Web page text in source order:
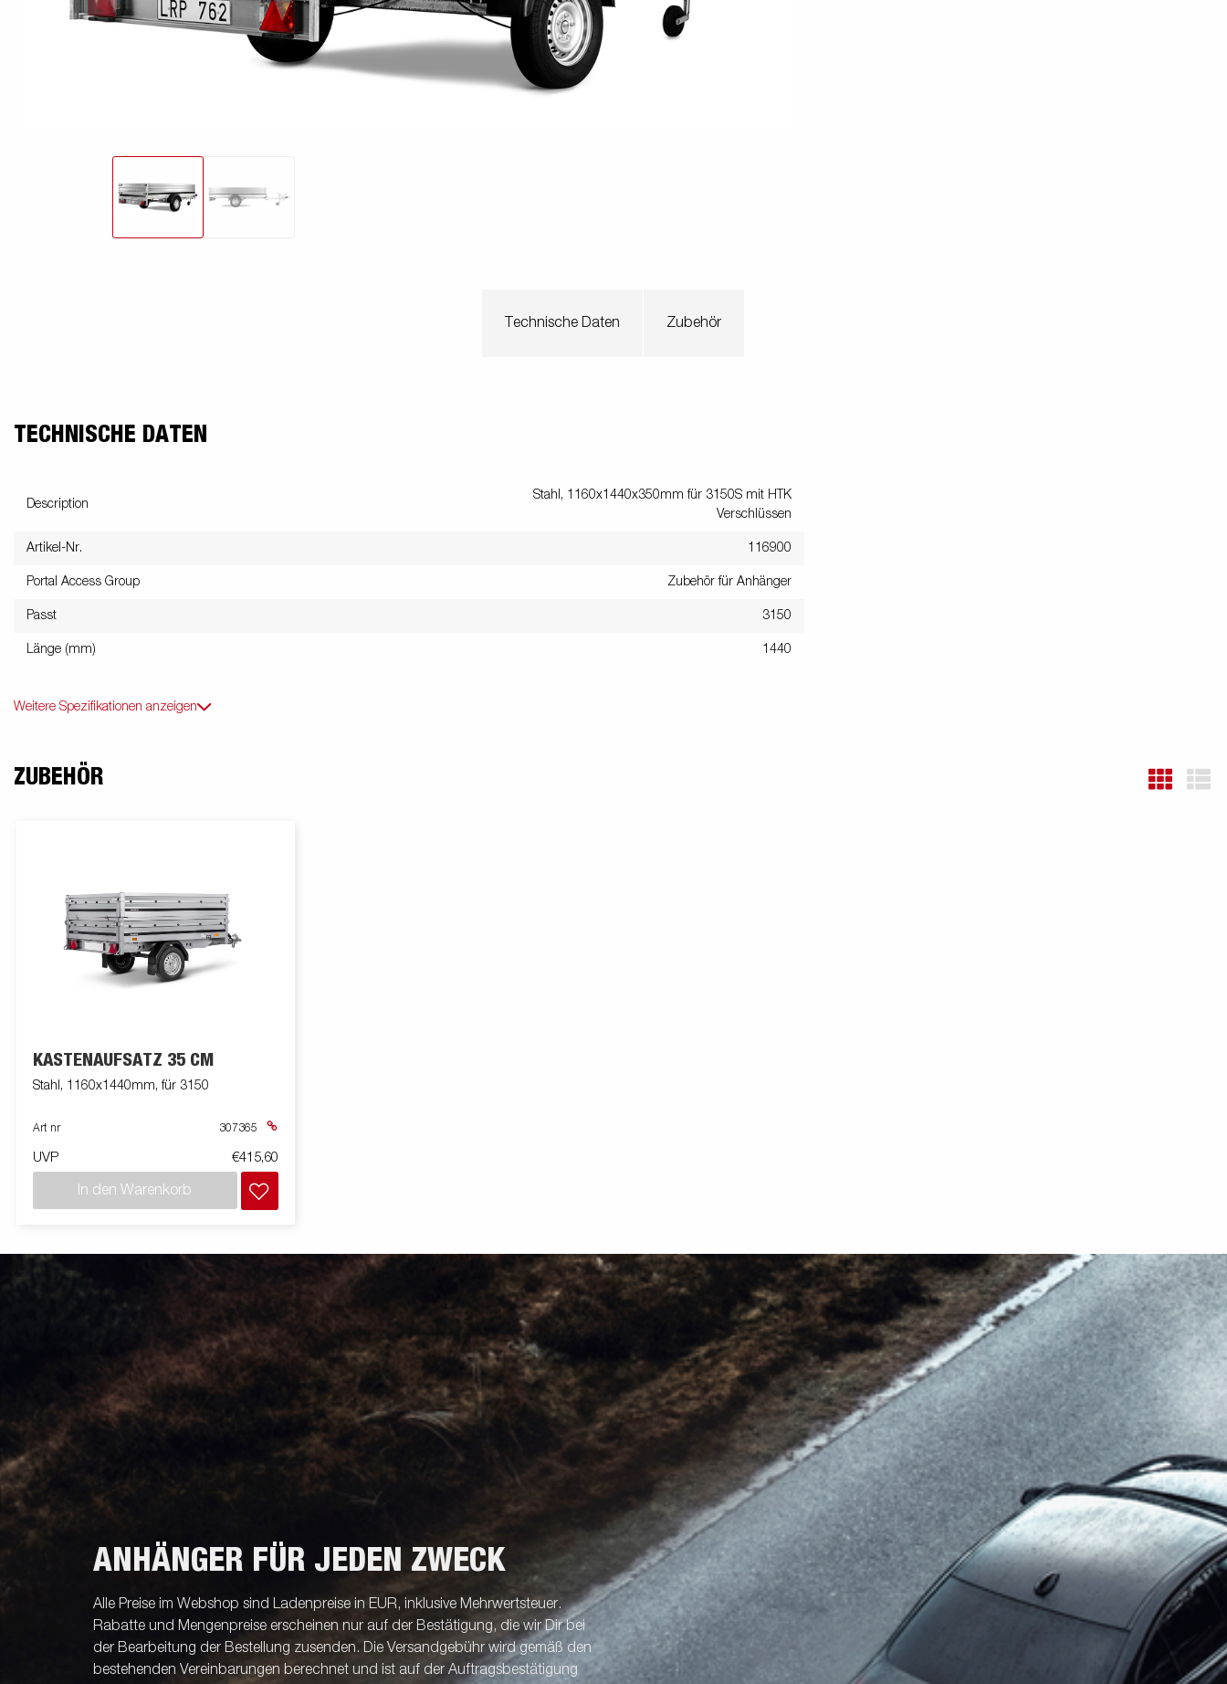
Elektrik &
Beleuchtung
Kasten &
Laubgitteraufsatz
Stützrad Ladezubehör Laderampe
freunden
Wenden mit einem Anhänger
Der richtige Reifendruck
Technische Daten Zubehör
TECHNISCHE DATEN
Description
Stahl, 1160x1440x350mm für 3150S mit HTK
Verschlüssen
Artikel-Nr. 116900
Portal Access Group Zubehör für Anhänger
Passt 3150
Länge (mm) 1440
Weitere Spezifikationen anzeigen
ZUBEHÖR
KASTENAUFSATZ 35 CM
Stahl, 1160x1440mm, für 3150
Art nr 307365
UVP €415,60
In den Warenkorb
ANHÄNGER FÜR JEDEN ZWECK
Alle Preise im Webshop sind Ladenpreise in EUR, inklusive Mehrwertsteuer.
Rabatte und Mengenpreise erscheinen nur auf der Bestätigung, die wir Dir bei
der Bearbeitung der Bestellung zusenden. Die Versandgebühr wird gemäß den
bestehenden Vereinbarungen berechnet und ist auf der Auftragsbestätigung